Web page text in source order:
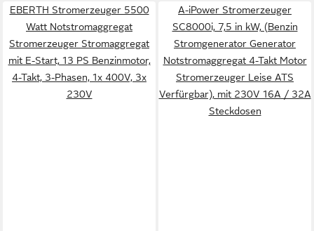
EBERTH Stromerzeuger 5500
Watt Notstromaggregat
Stromerzeuger Stromaggregat
mit E-Start, 13 PS Benzinmotor,
4-Takt, 3-Phasen, 1x 400V, 3x
230V
A-iPower Stromerzeuger
SC8000i, 7,5 in kW, (Benzin
Stromgenerator Generator
Notstromaggregat 4-Takt Motor
Stromerzeuger Leise ATS
Verfürgbar), mit 230V 16A / 32A
Steckdosen